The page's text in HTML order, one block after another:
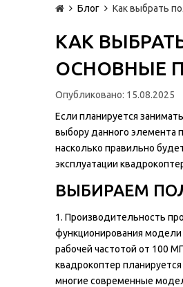
Блог Как выбрать
КАК
ОСНОВНЫЕ
Опубликовано: 15.08.2025
Если планируется
выбору данного элемента
насколько правильно
эксплуатации
ВЫБИРАЕМ
1. Производительность
функционирования
рабочей частотой от 100
квадрокоптер
многие современные